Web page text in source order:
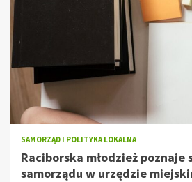
SAMORZĄD I POLITYKA LOKALNA
Raciborska młodzież poznaje
samorządu w urzędzie